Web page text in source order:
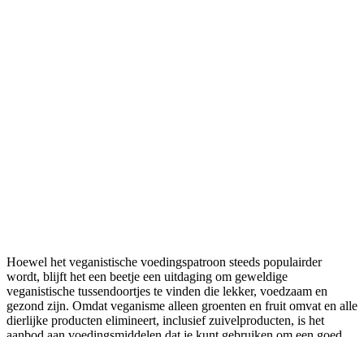
Hoewel het veganistische voedingspatroon steeds populairder
wordt, blijft het een beetje een uitdaging om geweldige
veganistische tussendoortjes te vinden die lekker, voedzaam en
gezond zijn. Omdat veganisme alleen groenten en fruit omvat en alle
dierlijke producten elimineert, inclusief zuivelproducten, is het